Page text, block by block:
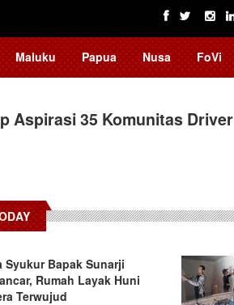
Maluku Papua Nusa FoVi
Aspirasi 35 Komunitas Driver
Syukur Bapak Sunarji
Rumah Layak Huni
Terwujud